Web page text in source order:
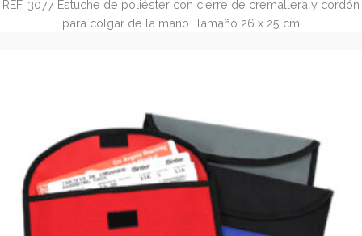
Estuche de poliéster con cremallera (REF.3077)
REF. 3077 Estuche de poliéster con cierre de cremallera y